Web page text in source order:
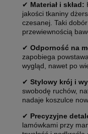
✔ Materiał i skład:
jakości tkaniny
czesanej. Taki
przewiewnością
✔ Odporność na
zapobiega
wygląd, nawet po
✔ Stylowy krój i
swobodę ruchów,
nadaje koszulce
✔ Precyzyjne
lamówkami przy